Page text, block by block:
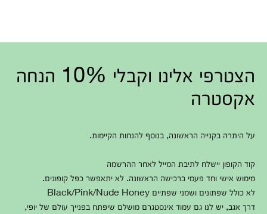
הצטרפי אלינו וקבלי 10% הנחה
אקסטרה
על היתרה בקנייה הראשונה, בנוסף להנחות הקיימות.
קוד הקופון יישלח לתיבת המייל לאחר ההרשמה
מימוש אישי וחד פעמי ברכישה הראשונה. לא יתאפשר כפל קופונים.
לא כולל שפתונים ושמני שפתיים Black/Pink/Nude Honey
דרך אגב, יש לנו גם עמוד אינסטגרם מושלם שיפתח בפנייך עולם של יופי,